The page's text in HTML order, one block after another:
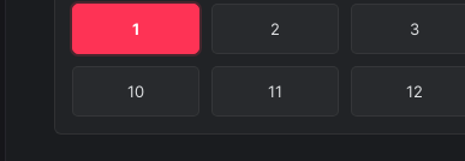
1 2 3
10 11 12